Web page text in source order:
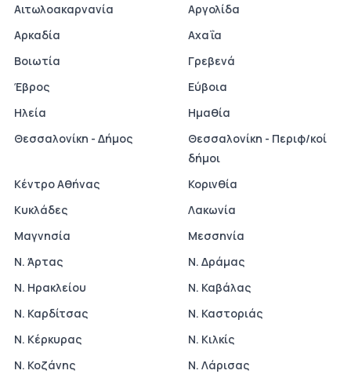
Αιτωλοακαρνανία
Αργολίδα
Αρκαδία
Αχαΐα
Βοιωτία
Γρεβενά
Έβρος
Εύβοια
Ηλεία
Ημαθία
Θεσσαλονίκη - Δήμος
Θεσσαλονίκη - Περιφ/κοί
δήμοι
Κέντρο Αθήνας
Κορινθία
Κυκλάδες
Λακωνία
Μαγνησία
Μεσσηνία
Ν. Άρτας
Ν. Δράμας
Ν. Ηρακλείου
Ν. Καβάλας
Ν. Καρδίτσας
Ν. Καστοριάς
Ν. Κέρκυρας
Ν. Κιλκίς
Ν. Κοζάνης
Ν. Λάρισας